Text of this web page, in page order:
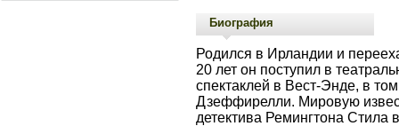
Биография
Родился в Ирландии и
20 лет он поступил в
спектаклей в Вест-Энде, в
Дзеффирелли. Мировую
детектива Ремингтона Стила